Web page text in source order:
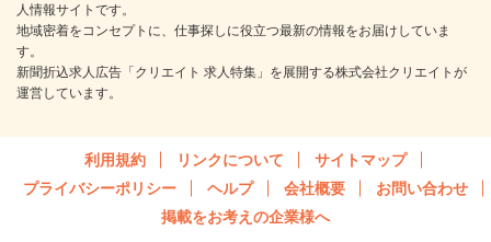
人情報サイトです。
地域密着をコンセプトに、仕事探しに役立つ最新の情報をお届けしていま
す。
新聞折込求人広告「クリエイト 求人特集」を展開する株式会社クリエイトが
運営しています。
利用規約 リンクについて
サイトマップ
プライバシーポリシー
ヘルプ 会社概要
お問い合わせ
掲載をお考えの企業様へ